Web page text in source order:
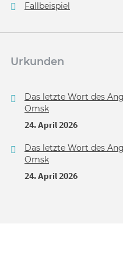
Fallbeispiel
Urkunden
Das letzte Wort des
Omsk
24. April 2026
Das letzte Wort des
Omsk
24. April 2026